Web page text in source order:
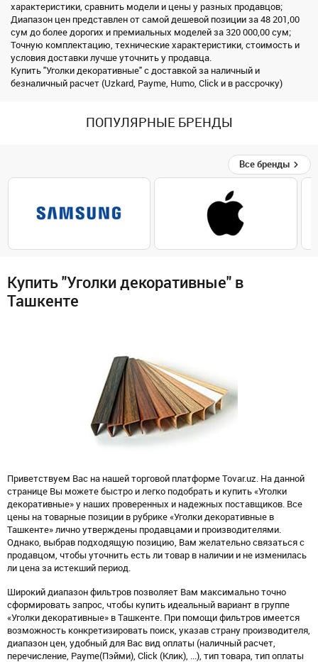
характеристики, сравнить модели и цены у разных продавцов;
Диапазон цен представлен от самой дешевой позиции за 48 201,00
сум до более дорогих и премиальных моделей за 320 000,00 сум;
Точную комплектацию, технические характеристики, стоимость и
условия доставки лучше уточнить у продавца.
Купить "Уголки декоративные" с доставкой за наличный и
безналичный расчет (Uzkard, Payme, Humo, Click и в рассрочку)
ПОПУЛЯРНЫЕ БРЕНДЫ
Все бренды
Купить "Уголки декоративные" в
Ташкенте
Приветствуем Вас на нашей торговой платформе Tovar.uz. На данной
странице Вы можете быстро и легко подобрать и купить «Уголки
декоративные» у наших проверенных и надежных поставщиков. Все
цены на товарные позиции в рубрике «Уголки декоративные в
Ташкенте» лично утверждены продавцами и производителями.
Однако, выбрав подходящую позицию, Вам желательно связаться с
продавцом, чтобы уточнить есть ли товар в наличии и не изменилась
ли цена за истекший период.
Широкий диапазон фильтров позволяет Вам максимально точно
сформировать запрос, чтобы купить идеальный вариант в группе
«Уголки декоративные» в Ташкенте. При помощи фильтров имеется
возможность конкретизировать поиск, указав страну производителя,
диапазон цен, удобный для Вас вид оплаты (наличный расчет,
перечисление, Payme(Пэйми), Click (Клик), ...), тип товара, тип оплаты